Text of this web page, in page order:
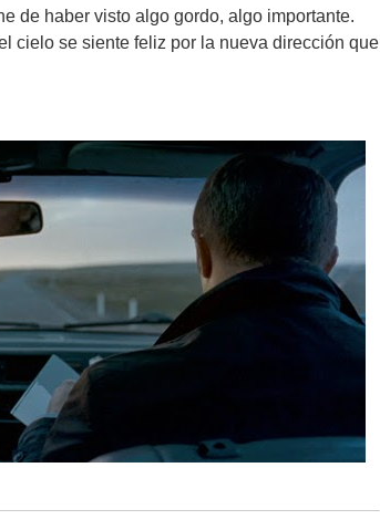
de haber visto algo gordo, algo importante.
cielo se siente feliz por la nueva dirección que